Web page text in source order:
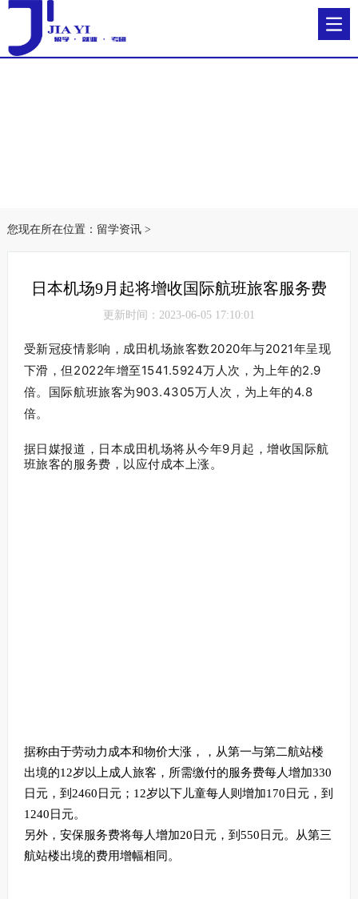
您现在所在位置： 留学资讯>
日本机场9月起将增收国际航班旅客服务费
更新时间：2023-06-05 17:10:01
受新冠疫情影响，成田机场旅客数2020年与2021年呈现
下滑，但2022年增至1541.5924万人次，为上年的2.9
倍。 国际航班旅客为903.4305万人次，为上年的4.8
倍。
据日媒报道，日本成田机场将从今年9月起，增收国际航
班旅客的服务费，以应付成本上涨。
据称由于劳动力成本和物价大涨，，从第一与第二航站楼
出境的12岁以上成人旅客，所需缴付的服务费每人增加330
日元，到2460日元；12岁以下儿童每人则增加170日元，到
1240日元。
另外，安保服务费将每人增加20日元，到550日元。从第三
航站楼出境的费用增幅相同。